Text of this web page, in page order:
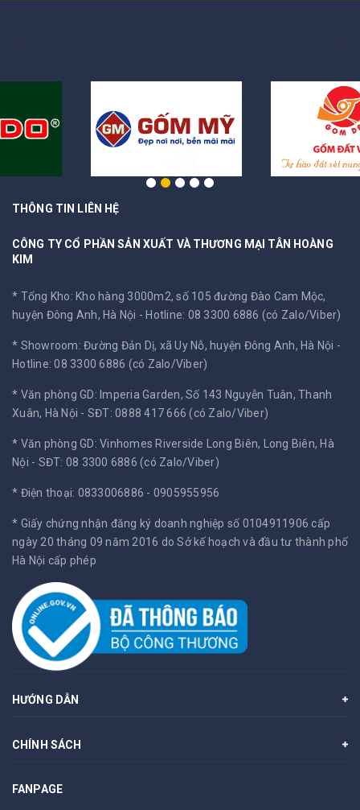
THÔNG TIN LIÊN HỆ
CÔNG TY CỔ PHẦN SẢN XUẤT VÀ THƯƠNG MẠI TÂN HOÀNG
KIM
* Tổng Kho: Kho hàng 3000m2, số 105 đường Đào Cam Mộc,
huyện Đông Anh, Hà Nội - Hotline: 08 3300 6886 (có Zalo/Viber)
* Showroom: Đường Đản Dị, xã Uy Nỗ, huyện Đông Anh, Hà Nội -
Hotline: 08 3300 6886 (có Zalo/Viber)
* Văn phòng GD: Imperia Garden, Số 143 Nguyễn Tuân, Thanh
Xuân, Hà Nội - SĐT: 0888 417 666 (có Zalo/Viber)
* Văn phòng GD: Vinhomes Riverside Long Biên, Long Biên, Hà
Nội - SĐT: 08 3300 6886 (có Zalo/Viber)
* Điện thoại: 0833006886 - 0905955956
* Giấy chứng nhận đăng ký doanh nghiệp số 0104911906 cấp
ngày 20 tháng 09 năm 2016 do Sở kế hoạch và đầu tư thành phố
Hà Nội cấp phép
HƯỚNG DẪN
CHÍNH SÁCH
FANPAGE